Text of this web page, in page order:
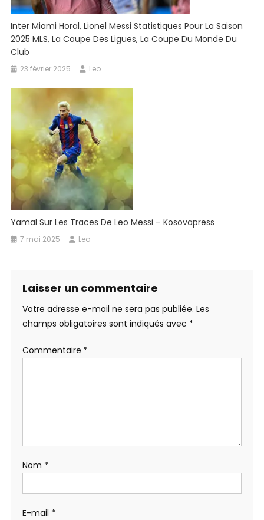
Inter Miami Horal, Lionel Messi Statistiques Pour La Saison
2025 MLS, La Coupe Des Ligues, La Coupe Du Monde Du
Club
23 février 2025 Leo
Yamal Sur Les Traces De Leo Messi – Kosovapress
7 mai 2025 Leo
Laisser un commentaire
Votre adresse e-mail ne sera pas publiée. Les
champs obligatoires sont indiqués avec *
Commentaire *
Nom *
E-mail *